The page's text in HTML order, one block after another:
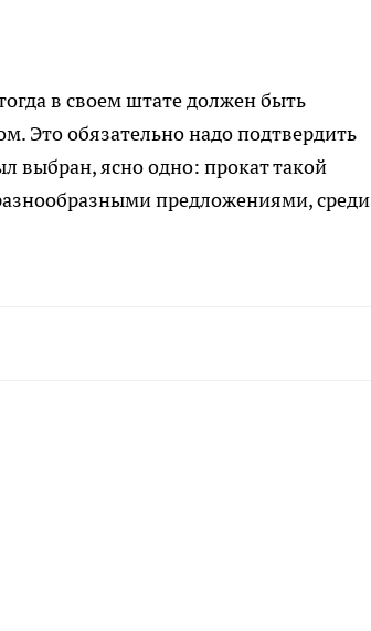
в своем штате должен быть
Это обязательно надо подтвердить
выбран, ясно одно: прокат такой
предложениями, среди